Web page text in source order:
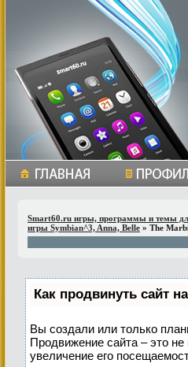
Smart60.ru игры, программы и темы
игры Symbian^3, Anna, Belle » The
Как продвинуть сайт
Вы создали или только
Продвижение сайта – это
увеличение его